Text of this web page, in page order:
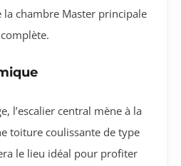
chambre Master principale
l’escalier central mène à la
toiture coulissante de type
le lieu idéal pour profiter